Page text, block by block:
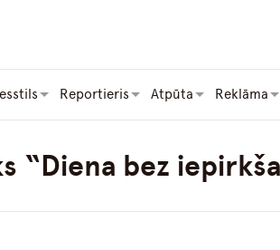
Reportieris Atpūta Reklāma
“Diena bez